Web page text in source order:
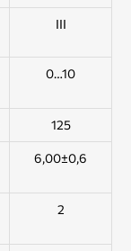
III
0…10
125
6,00±0,6
2